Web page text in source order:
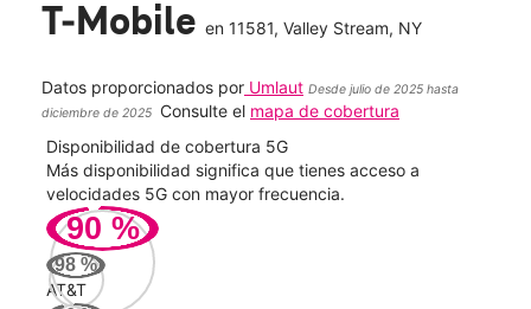
T-Mobile en 11581, Valley Stream, NY
Datos proporcionados por Umlaut Desde julio de 2025 hasta
diciembre de 2025
Consulte el mapa de cobertura
Disponibilidad de cobertura 5G
Más disponibilidad significa que tienes acceso a
velocidades 5G con mayor frecuencia.
90 %
98 %
AT&T